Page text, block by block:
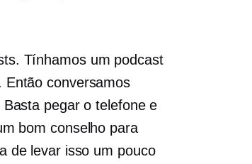
Tínhamos um podcast
Então conversamos
pegar o telefone e
bom conselho para
de levar isso um pouco